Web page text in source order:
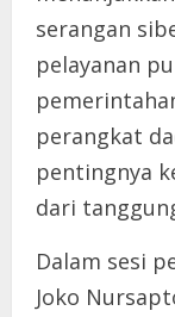
serangan
pelayanan
perangkat
pentingnya
dari
Dalam sesi
Joko